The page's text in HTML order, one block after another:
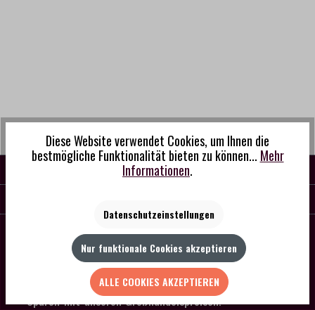
KONTAKT
Kein Mindestbestellwert
Versandkostenfrei ab 300 € Bestellwert
Lagerware an Werktagen in 24h versandfertig
Sparen mit unseren Großhandelspreisen!
Diese Website verwendet Cookies, um Ihnen die
bestmögliche Funktionalität bieten zu können... Mehr
Informationen.
Datenschutzeinstellungen
Nur funktionale Cookies akzeptieren
ALLE COOKIES AKZEPTIEREN